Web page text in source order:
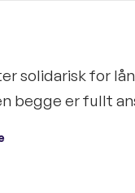
solidarisk for
begge er fullt